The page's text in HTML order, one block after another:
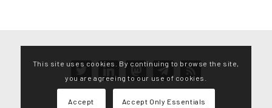
twitterlinkedinmastodontelegramrss
This site uses cookies. By continuing to browse the site,
you are agreeing to our use of cookies.
Accept Accept Only Essentials